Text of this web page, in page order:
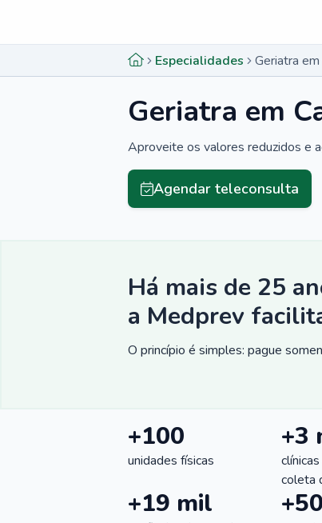
Especialidades Geriatra
Geriatra em
Aproveite os valores reduzidos e
Agendar teleconsulta
Há mais de 25
a Medprev
O princípio é simples: pague
+100
unidades físicas
+3
coleta
+19 mil